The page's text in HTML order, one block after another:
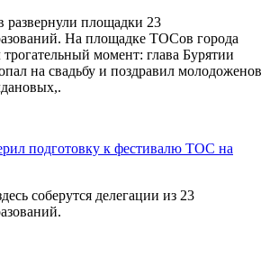
площадки 23
На площадке ТОСов города
момент: глава Бурятии
на свадьбу и поздравил молодоженов
подготовку к фестивалю ТОС на
соберутся делегации из 23